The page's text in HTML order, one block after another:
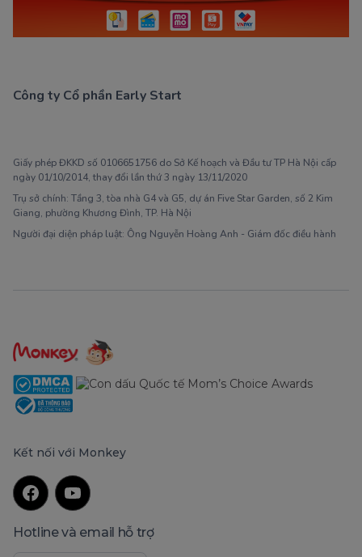
Công ty Cổ phần Early Start
Giấy phép ĐKKD số 0106651756 do Sở Kế hoạch và Đầu tư TP Hà Nội cấp
ngày 01/10/2014, thay đổi lần thứ 3 ngày 13/11/2020
Trụ sở chính: Tầng 3, tòa nhà G4 và G5, dự án Five Star Garden, số 2 Kim
Giang, phường Khương Đình, TP. Hà Nội
Người đại diện pháp luật: Ông Nguyễn Hoàng Anh - Giám đốc điều hành
Kết nối với Monkey
Hotline và email hỗ trợ